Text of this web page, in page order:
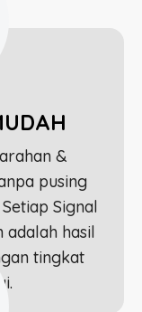
&
pusing
Signal
hasil
tingkat